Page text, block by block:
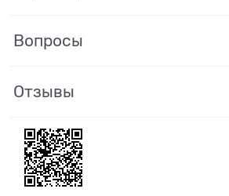
Вопросы
Отзывы